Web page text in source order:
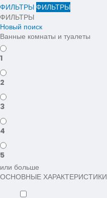
ФИЛЬТРЫ ФИЛЬТРЫ
ФИЛЬТРЫ
Новый поиск
Ванные комнаты и туалеты
1
2
3
4
5
или больше
ОСНОВНЫЕ ХАРАКТЕРИСТИКИ